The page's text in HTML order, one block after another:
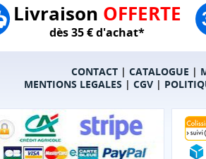
Livraison OFFERTE
dès 35 € d'achat*
CONTACT| CATALOGUE |
MENTIONS LEGALES | CGV|